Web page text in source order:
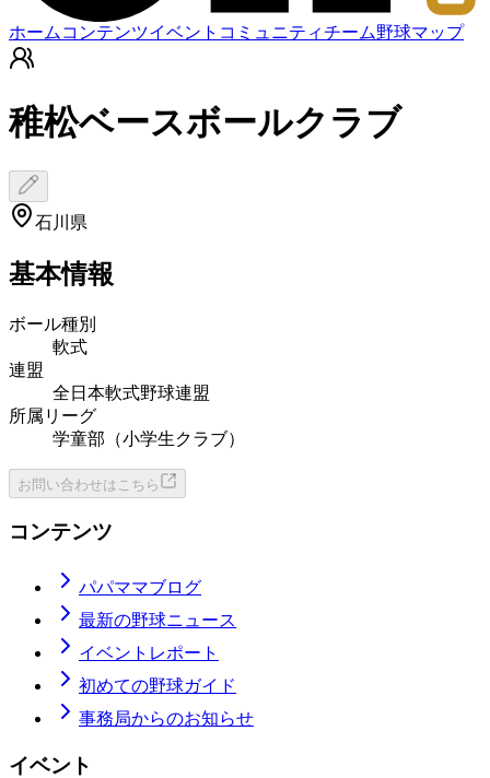
ホーム コンテンツイベント コミュニティチーム野球マップ
稚松ベースボールクラブ
石川県
基本情報
ボール種別
軟式
連盟
全日本軟式野球連盟
所属リーグ
学童部（小学生クラブ）
お問い合わせはこちら
コンテンツ
パパママブログ
最新の野球ニュース
イベントレポート
初めての野球ガイド
事務局からのお知らせ
イベント